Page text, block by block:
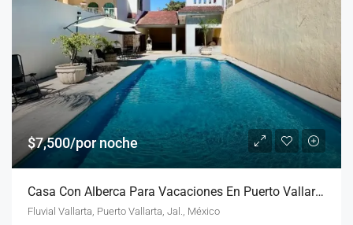
$7,500/por noche
Casa Con Alberca Para Vacaciones En Puerto Vallarta
Fluvial Vallarta, Puerto Vallarta, Jal., México